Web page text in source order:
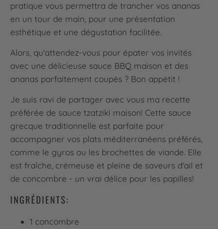
pratique vous permettra de trancher vos ananas
en un tour de main, pour une présentation
esthétique et une dégustation facilitée.
Alors, qu'attendez-vous pour épater vos invités
avec une délicieuse sauce BBQ maison et des
ananas parfaitement coupés ? Bon appétit !
Je suis ravi de partager avec vous ma recette
préférée de sauce tzatziki maison! Cette sauce
grecque traditionnelle est parfaite pour
accompagner vos plats méditerranéens préférés,
comme le gyros ou les brochettes de viande. Elle
est fraîche, crémeuse et pleine de saveurs d'ail et
de concombre - un vrai délice pour les papilles!
INGRÉDIENTS:
1 concombre